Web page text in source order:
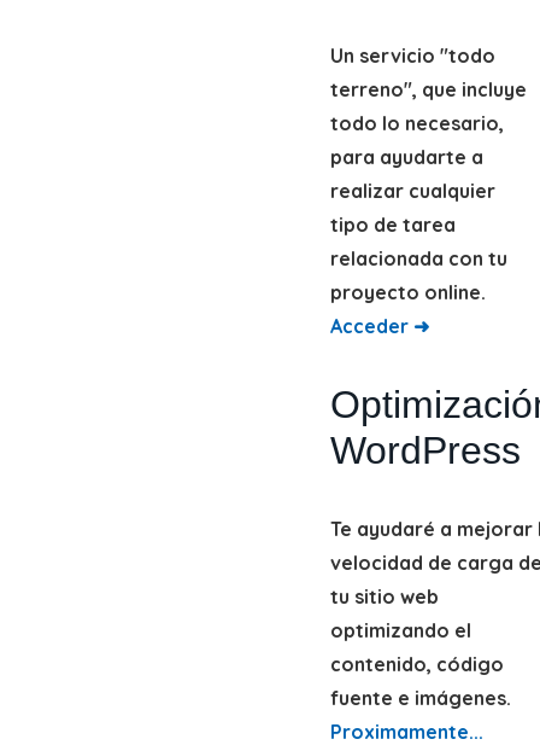
Un servicio "todo
terreno", que incluye
todo lo necesario,
para ayudarte a
realizar cualquier
tipo de tarea
relacionada con tu
proyecto online.
Acceder ➜
WordPress
Te ayudaré a mejorar
velocidad de carga
tu sitio web
optimizando el
contenido, código
fuente e imágenes.
Proximamente...